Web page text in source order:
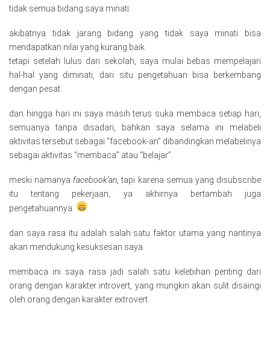
tidak semua bidang saya minati.
akibatnya tidak jarang bidang yang tidak saya minati bisa
mendapatkan nilai yang kurang baik.
tetapi setelah lulus dari sekolah, saya mulai bebas mempelajari
hal-hal yang diminati, dari situ pengetahuan bisa berkembang
dengan pesat.
dan hingga hari ini saya masih terus suka membaca setiap hari,
semuanya tanpa disadari, bahkan saya selama ini melabeli
aktivitas tersebut sebagai “facebook-an” dibandingkan melabelinya
sebagai aktivitas “membaca” atau “belajar”.
meski namanya facebook’an , tapi karena semua yang disubscribe
itu tentang pekerjaan, ya akhirnya bertambah juga
pengetahuannya.
dan saya rasa itu adalah salah satu faktor utama yang nantinya
akan mendukung kesuksesan saya.
membaca ini saya rasa jadi salah satu kelebihan penting dari
orang dengan karakter introvert, yang mungkin akan sulit disaingi
oleh orang dengan karakter extrovert.